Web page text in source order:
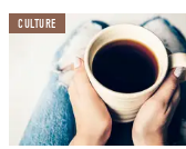
CULTURE